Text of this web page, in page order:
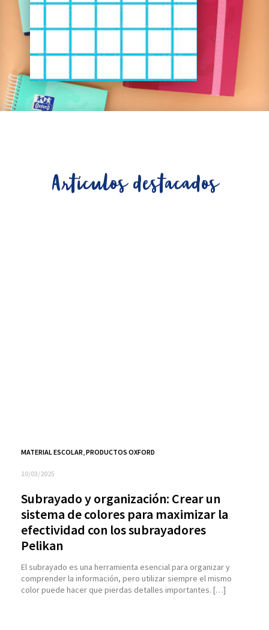
Artículos destacados
MATERIAL ESCOLAR,PRODUCTOS OXFORD
10/03/2025
Subrayado y organización: Crear un
sistema de colores para maximizar la
efectividad con los subrayadores
Pelikan
El subrayado es una herramienta esencial para organizar y
comprender la información, pero utilizar siempre el mismo
color puede hacer que pierdas detalles importantes. […]